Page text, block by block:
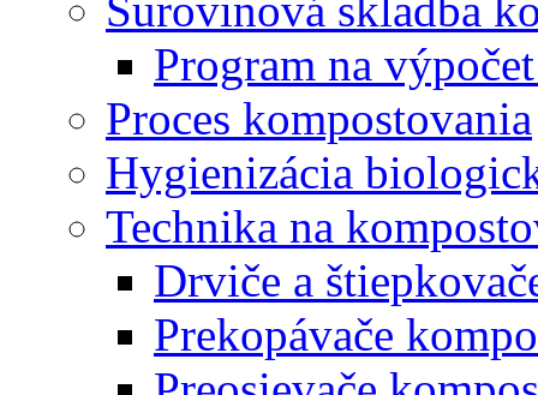
Program na
Proces kompostovania
Hygienizácia
Technika na
Drviče a
Prekopávače